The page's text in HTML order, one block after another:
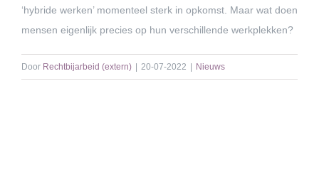
‘hybride werken’ momenteel sterk in opkomst. Maar wat doen
mensen eigenlijk precies op hun verschillende werkplekken?
Door Rechtbijarbeid (extern) 20-07-2022 Nieuws